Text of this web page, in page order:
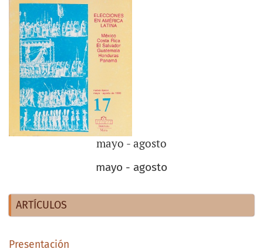
mayo - agosto
mayo - agosto
ARTÍCULOS
Presentación